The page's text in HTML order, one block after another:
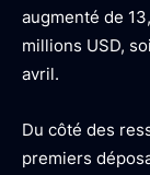
augmenté de
millions USD,
avril.
Du côté des
premiers